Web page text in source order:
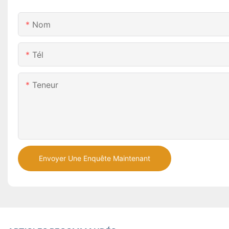
Nom
Tél
Teneur
Envoyer Une Enquête Maintenant